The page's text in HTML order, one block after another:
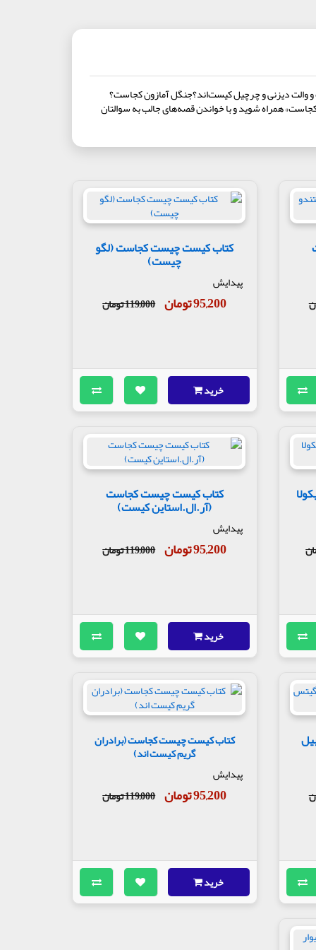
والت دیزنی و چرچیل کیست‌اند؟جنگل آمازون کجاست؟
همراه شوید و با خواندن قصه‌های جالب به سوالتان
کتاب کیست چیست کجاست (لگو
چیست)
پیدایش
95,200 تومان 119,000 تومان
خرید
کتاب کیست چیست کجاست
(آر.ال.استاین کیست)
پیدایش
95,200 تومان 119,000 تومان
خرید
کتاب کیست چیست کجاست (برادران
گریم کیست اند)
پیدایش
95,200 تومان 119,000 تومان
خرید